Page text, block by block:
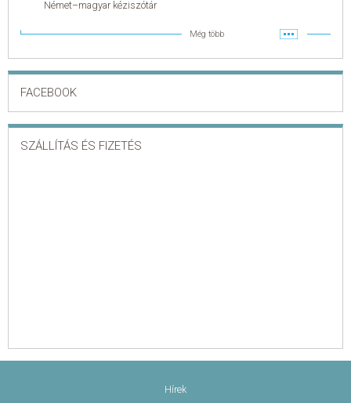
Német–magyar kéziszótár
Még több
FACEBOOK
SZÁLLÍTÁS ÉS FIZETÉS
Hírek